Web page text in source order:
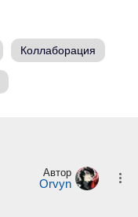
Коллаборация
Автор
Orvyn